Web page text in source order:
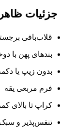
جزئیات
قلاب‌بافی
بندهای پهن با
بدون زیپ یا
فرم مربعی یقه
کراپ تا بالای کمر
تنفس‌پذیر و سبک